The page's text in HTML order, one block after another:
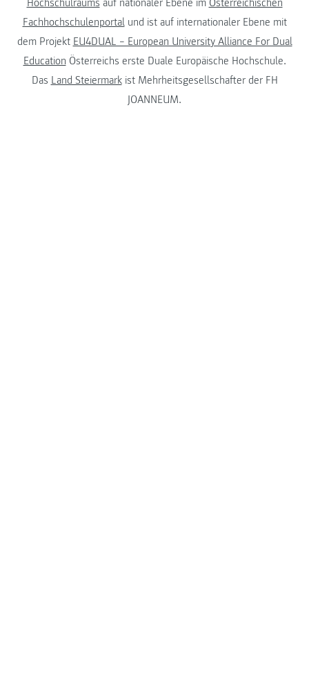
Hochschulraums auf nationaler Ebene im Österreichischen
Fachhochschulenportalund ist auf internationaler Ebene mit
dem Projekt EU4DUAL – European University Alliance For Dual
Education Österreichs erste Duale Europäische Hochschule.
Das Land Steiermarkist Mehrheitsgesellschafter der FH
JOANNEUM.